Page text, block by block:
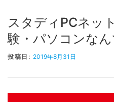
スタディPCネッ
験・パソコンなん
投稿日: 2019年8月31日